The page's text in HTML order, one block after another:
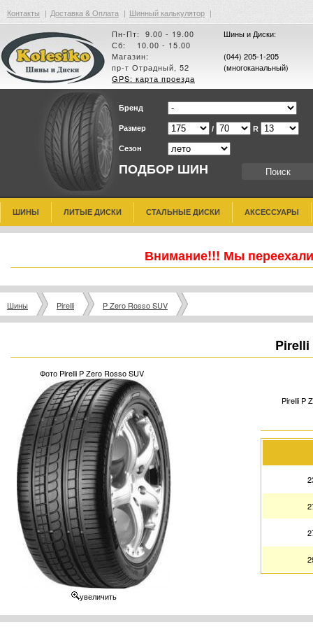
Контакты | Доставка & Оплата | Шинный калькулятор |
Пн-Пт: 9.00 - 19.00
Сб: 10.00 - 15.00
Магазин:
пр-т Отрадный, 52
GPS: карта проезда
Шины и Диски:
(044) 205-1-205
(многоканальный)
ПОДБОР ШИН
Бренд
Размер / R
Сезон
ШИНЫ ЛИТЫЕ ДИСКИ СТАЛЬНЫЕ ДИСКИ АКСЕССУАРЫ
Внимание!!! Мы
Шины Pirelli P Zero Rosso SUV
Pirelli
Фото Pirelli P Zero Rosso SUV
увеличить
Pirelli P